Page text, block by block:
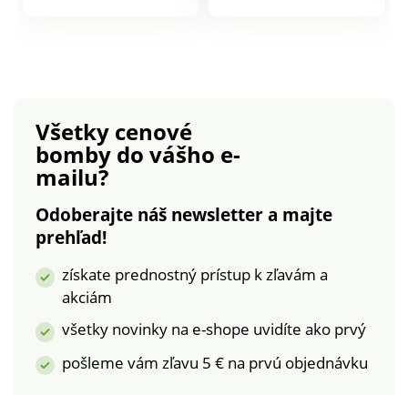
Nohavice zakončené
1216/3 IFTH). Táto
ktoré boli podrobené
na široké spektrum
škodlivých látok a
výrobok je bezpečný
Všetky cenové
bomby do vášho e-
mailu?
Odoberajte náš newsletter a majte
prehľad!
získate prednostný prístup k zľavám a
akciám
všetky novinky na e-shope uvidíte ako prvý
pošleme vám zľavu 5 € na prvú objednávku